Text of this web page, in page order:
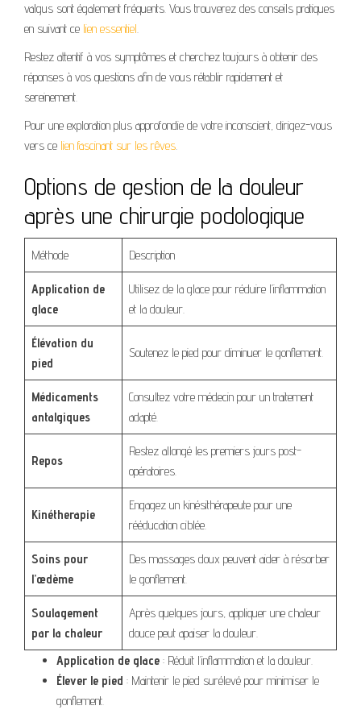
valgus sont également fréquents. Vous trouverez des conseils pratiques
en suivant ce lien essentiel.
Restez attentif à vos symptômes et cherchez toujours à obtenir des
réponses à vos questions afin de vous rétablir rapidement et
sereinement.
Pour une exploration plus approfondie de votre inconscient, dirigez-vous
vers ce lien fascinant sur les rêves.
Options de gestion de la douleur
après une chirurgie podologique
Méthode Description
Application de
glace
Utilisez de la glace pour réduire l’inflammation
et la douleur.
Élévation du
pied
Soutenez le pied pour diminuer le gonflement.
Médicaments
antalgiques
Consultez votre médecin pour un traitement
adapté.
Repos
Restez allongé les premiers jours post-
opératoires.
Kinétherapie
Engagez un kinésithérapeute pour une
rééducation ciblée.
Soins pour
l’œdème
Des massages doux peuvent aider à résorber
le gonflement.
Soulagement
par la chaleur
Après quelques jours, appliquer une chaleur
douce peut apaiser la douleur.
Application de glace : Réduit l’inflammation et la douleur.
Élever le pied : Maintenir le pied surélevé pour minimiser le
gonflement.